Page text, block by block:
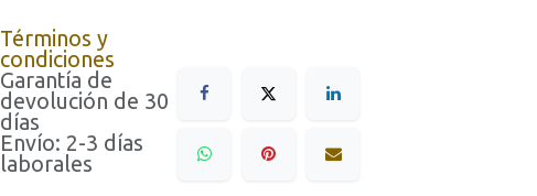
Términos y
condiciones
Garantía de
devolución de 30
días
Envío: 2-3 días
laborales